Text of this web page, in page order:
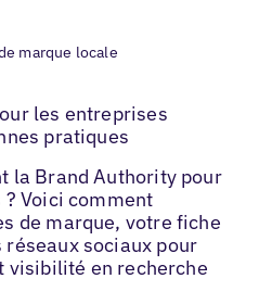
marque locale
les entreprises
pratiques
la Brand Authority pour
Voici comment
de marque, votre fiche
sociaux pour
visibilité en recherche